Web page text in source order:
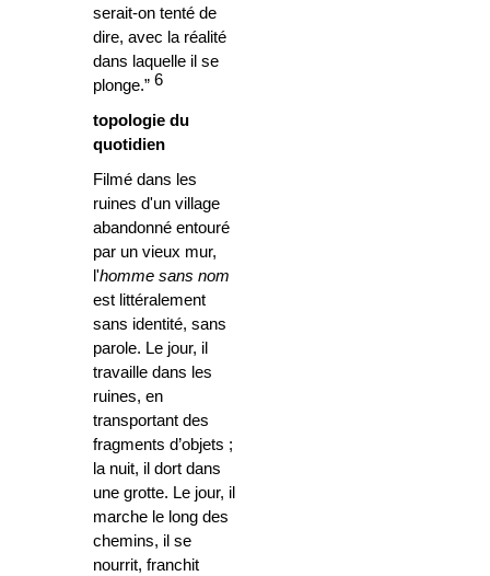
serait-on tenté de
dire, avec la réalité
dans laquelle il se
plonge.” 6
topologie du
quotidien
Filmé dans les
ruines d'un village
abandonné entouré
par un vieux mur,
l'homme sans nom
est littéralement
sans identité, sans
parole. Le jour, il
travaille dans les
ruines, en
transportant des
fragments d’objets ;
la nuit, il dort dans
une grotte. Le jour, il
marche le long des
chemins, il se
nourrit, franchit